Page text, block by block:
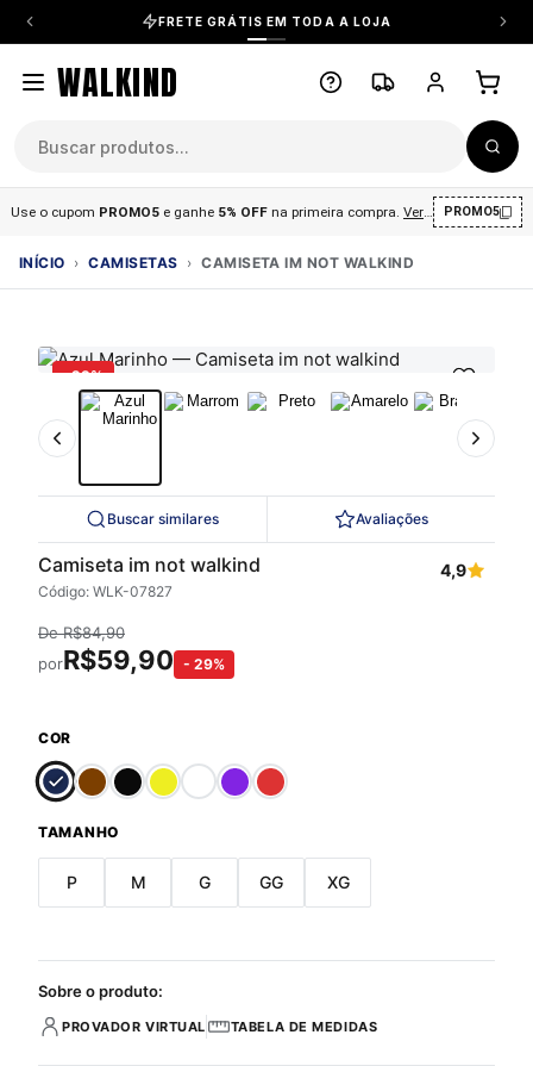
FRETE GRÁTIS EM TODA A LOJA
WALKIND
Use o cupom PROMO5 e ganhe 5% OFF na primeira compra Ver condições .
PROMO5
INÍCIO › CAMISETAS › CAMISETA IM NOT WALKIND
-29%
Buscar similares Avaliações
Camiseta im not walkind
Código: WLK-07827
4,9
DeR$84,90
porR$59,90 - 29%
COR
TAMANHO
P M G GG XG
Sobre o produto:
PROVADOR VIRTUAL TABELA DE MEDIDAS